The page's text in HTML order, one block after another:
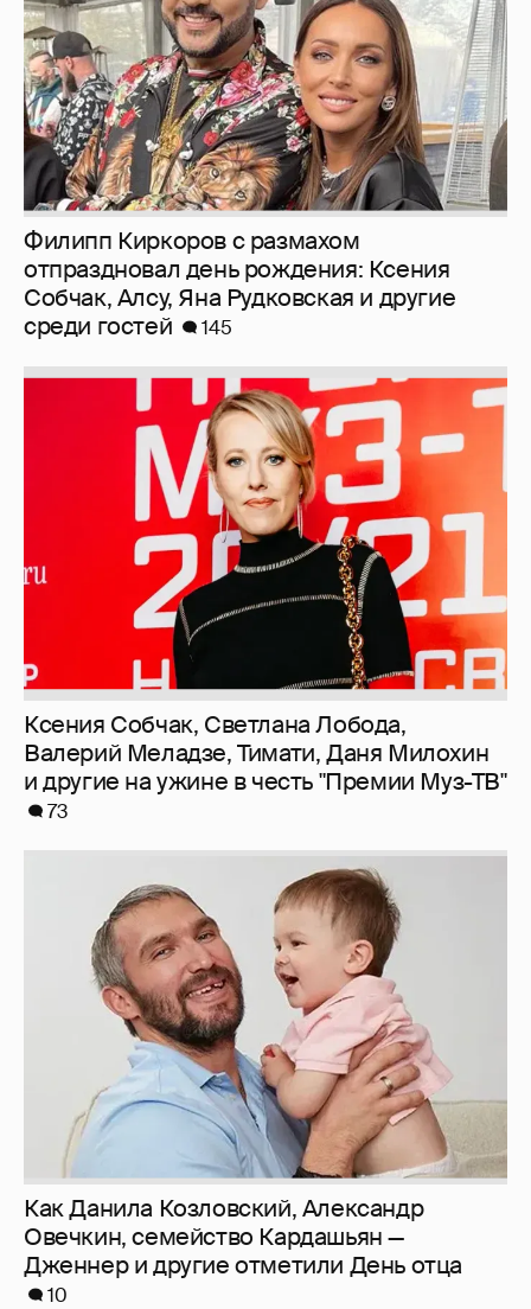
Филипп Киркоров с размахом
отпраздновал день рождения: Ксения
Собчак, Алсу, Яна Рудковская и другие
среди гостей
145
Ксения Собчак, Светлана Лобода,
Валерий Меладзе, Тимати, Даня Милохин
и другие на ужине в честь "Премии Муз-ТВ"
73
Как Данила Козловский, Александр
Овечкин, семейство Кардашьян —
Дженнер и другие отметили День отца
10